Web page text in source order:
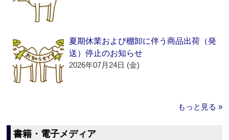
夏期休業および棚卸に伴う商品出荷（発
送）停止のお知らせ
2026年07月24日 (金)
もっと見る »
書籍・電子メディア